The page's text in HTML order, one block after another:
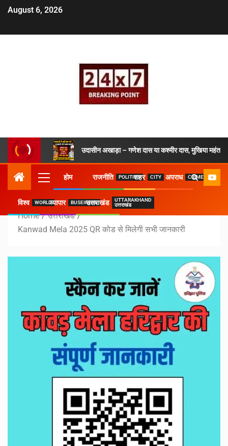
August 6, 2026
उदासीन अखाड़ा – गणेश दास या कश्मीर दास, मुखिया महंत ने
होम राजनीति POLITICSशहर CITY अपराध CRIME
विश्व WORLDव्यापार BUSEINESSउत्तराखंड
UTTARAKHAND
उत्तराखंड
Home
उत्तराखंड
Kanwad Mela 2025 QR कोड से मिलेगी सभी जानकारी